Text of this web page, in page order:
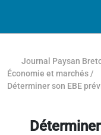
Journal Paysan
Économie et marchés /
Déterminer son EBE